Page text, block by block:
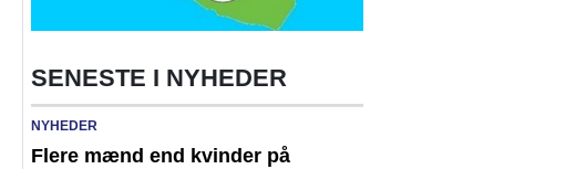
SENESTE I NYHEDER
NYHEDER
Flere mænd end kvinder på